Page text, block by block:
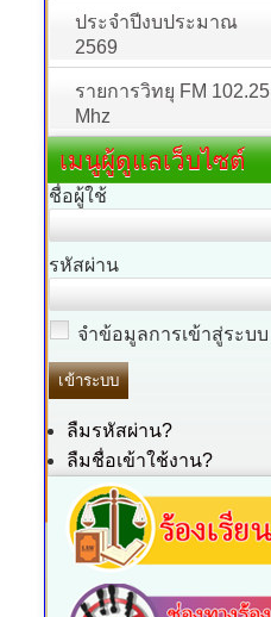
ประจำปีงบประมาณ
2569
รายการวิทยุ FM 102.25
Mhz
เมนูผู้ดูแลเว็บไซต์
ชื่อผู้ใช้
รหัสผ่าน
จำข้อมูลการเข้าสู่ระบบ
ลืมรหัสผ่าน?
ลืมชื่อเข้าใช้งาน?